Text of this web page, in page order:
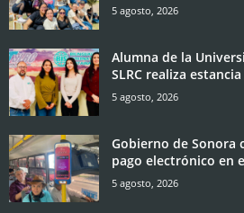
5 agosto, 2026
Alumna de la
SLRC realiza
5 agosto, 2026
Gobierno de Sonora
pago electrónico en
5 agosto, 2026